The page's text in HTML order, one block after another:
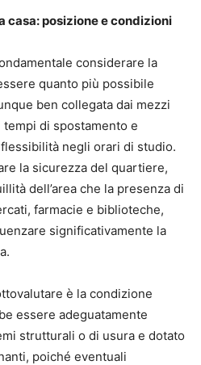
casa: posizione e condizioni
considerare la
quanto più possibile
ben collegata dai mezzi
di spostamento e
negli orari di studio.
la sicurezza del quartiere,
dell’area che la presenza di
farmacie e biblioteche,
significativamente la
è la condizione
essere adeguatamente
strutturali o di usura e dotato
poiché eventuali